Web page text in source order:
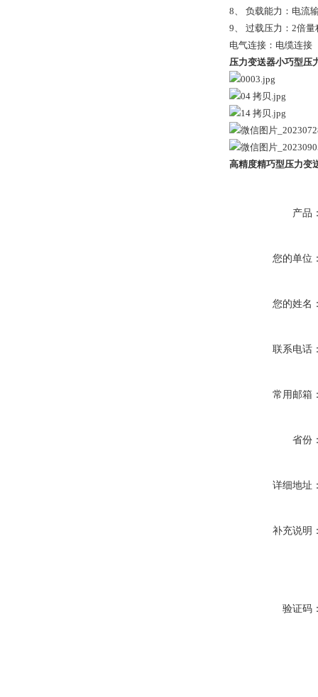
8、 负载能力： 电流
9、 过载压力：2倍量
电气连接：电缆连接
压力变送器小巧型压
高精度精巧型压力变
产品
您的单位
您的姓名
联系电话
常用邮箱
省份
详细地址
补充说明
验证码